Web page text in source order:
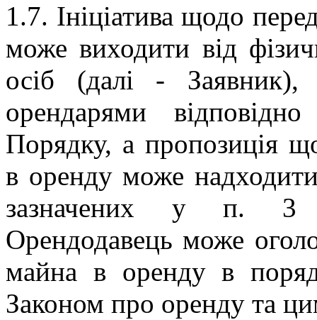
1.7. Ініціатива щодо
може виходити від
осіб (далі -
орендарями
Порядку, а пропозиція
в оренду може
зазначених у п. 3
Орендодавець може
майна в оренду в
Законом про оренду та